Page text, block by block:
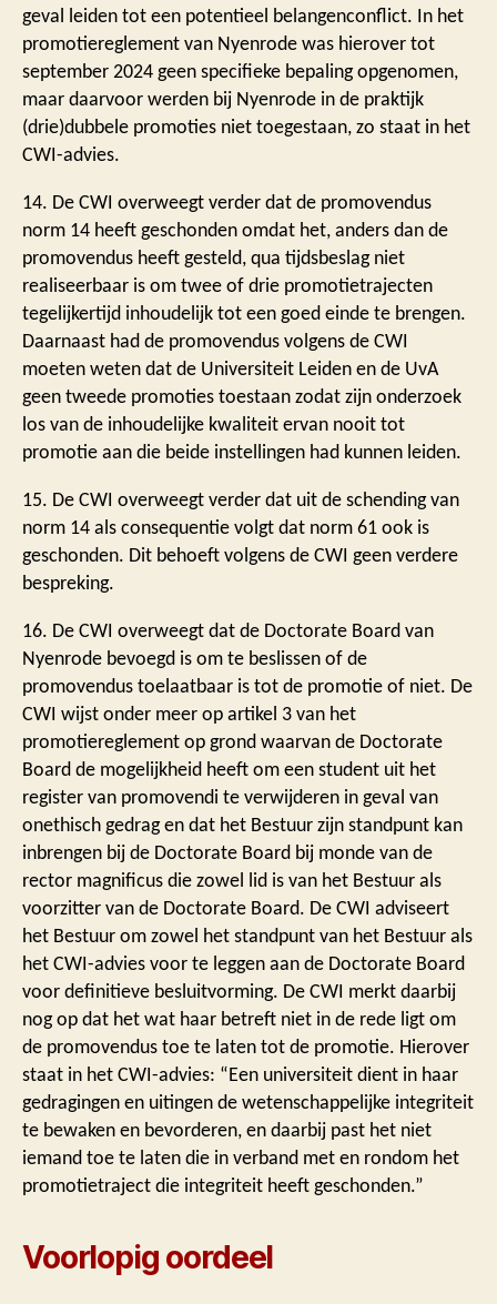
geval leiden tot een potentieel belangenconflict. In het
promotiereglement van Nyenrode was hierover tot
september 2024 geen specifieke bepaling opgenomen,
maar daarvoor werden bij Nyenrode in de praktijk
(drie)dubbele promoties niet toegestaan, zo staat in het
CWI-advies.
14. De CWI overweegt verder dat de promovendus
norm 14 heeft geschonden omdat het, anders dan de
promovendus heeft gesteld, qua tijdsbeslag niet
realiseerbaar is om twee of drie promotietrajecten
tegelijkertijd inhoudelijk tot een goed einde te brengen.
Daarnaast had de promovendus volgens de CWI
moeten weten dat de Universiteit Leiden en de UvA
geen tweede promoties toestaan zodat zijn onderzoek
los van de inhoudelijke kwaliteit ervan nooit tot
promotie aan die beide instellingen had kunnen leiden.
15. De CWI overweegt verder dat uit de schending van
norm 14 als consequentie volgt dat norm 61 ook is
geschonden. Dit behoeft volgens de CWI geen verdere
bespreking.
16. De CWI overweegt dat de Doctorate Board van
Nyenrode bevoegd is om te beslissen of de
promovendus toelaatbaar is tot de promotie of niet. De
CWI wijst onder meer op artikel 3 van het
promotiereglement op grond waarvan de Doctorate
Board de mogelijkheid heeft om een student uit het
register van promovendi te verwijderen in geval van
onethisch gedrag en dat het Bestuur zijn standpunt kan
inbrengen bij de Doctorate Board bij monde van de
rector magnificus die zowel lid is van het Bestuur als
voorzitter van de Doctorate Board. De CWI adviseert
het Bestuur om zowel het standpunt van het Bestuur als
het CWI-advies voor te leggen aan de Doctorate Board
voor definitieve besluitvorming. De CWI merkt daarbij
nog op dat het wat haar betreft niet in de rede ligt om
de promovendus toe te laten tot de promotie. Hierover
staat in het CWI-advies: “Een universiteit dient in haar
gedragingen en uitingen de wetenschappelijke integriteit
te bewaken en bevorderen, en daarbij past het niet
iemand toe te laten die in verband met en rondom het
promotietraject die integriteit heeft geschonden.”
Voorlopig oordeel